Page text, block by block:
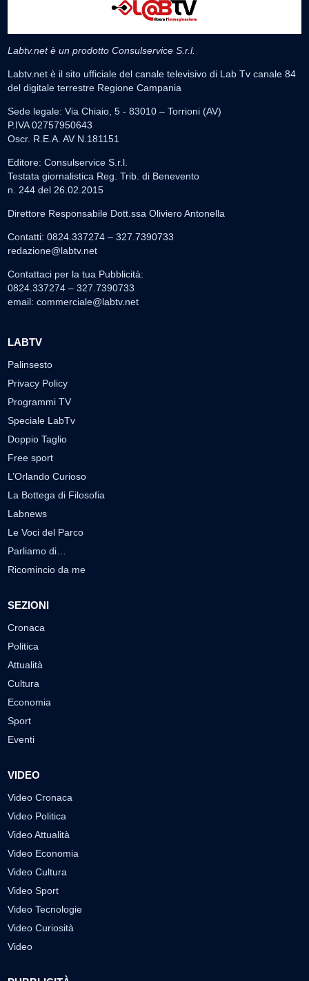
Labtv.net è un prodotto Consulservice S.r.l.
Labtv.net è il sito ufficiale del canale televisivo di Lab Tv canale 84
del digitale terrestre Regione Campania
Sede legale: Via Chiaio, 5 - 83010 – Torrioni (AV)
P.IVA 02757950643
Oscr. R.E.A. AV N.181151
Editore: Consulservice S.r.l.
Testata giornalistica Reg. Trib. di Benevento
n. 244 del 26.02.2015
Direttore Responsabile Dott.ssa Oliviero Antonella
Contatti: 0824.337274 – 327.7390733
redazione@labtv.net
Contattaci per la tua Pubblicità:
0824.337274 – 327.7390733
email: commerciale@labtv.net
LABTV
Palinsesto
Privacy Policy
Programmi TV
Speciale LabTv
Doppio Taglio
Free sport
L’Orlando Curioso
La Bottega di Filosofia
Labnews
Le Voci del Parco
Parliamo di…
Ricomincio da me
SEZIONI
Cronaca
Politica
Attualità
Cultura
Economia
Sport
Eventi
VIDEO
Video Cronaca
Video Politica
Video Attualità
Video Economia
Video Cultura
Video Sport
Video Tecnologie
Video Curiosità
Video